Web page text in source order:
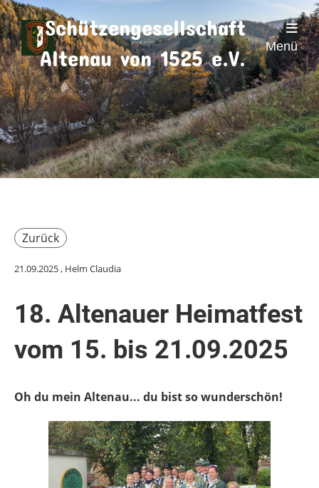
Schützengesellschaft
Altenau von 1525 e.V.
Menü
Zurück
21.09.2025, Helm Claudia
18. Altenauer Heimatfest
vom 15. bis 21.09.2025
Oh du mein Altenau... du bist so wunderschön!